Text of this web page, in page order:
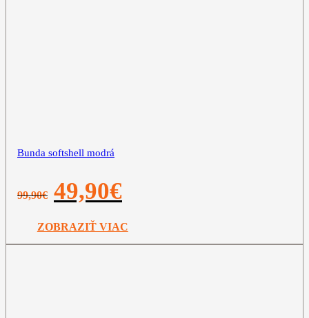
Bunda softshell modrá
99,90€
Pôvodná
cena
99,90€.
49,90€
49,90€.
ZOBRAZIŤ VIAC